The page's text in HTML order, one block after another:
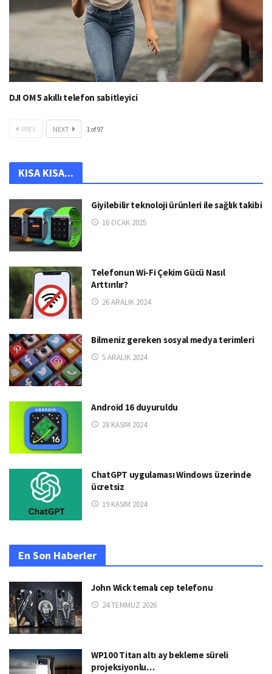
DJI OM 5 akıllı telefon sabitleyici
PREV NEXT 1of97
KISA KISA...
Giyilebilir teknoloji ürünleri ile sağlık takibi
16 OCAK 2025
Telefonun Wi-Fi Çekim Gücü Nasıl
Arttırılır?
26 ARALIK 2024
Bilmeniz gereken sosyal medya terimleri
5 ARALIK 2024
Android 16 duyuruldu
28 KASIM 2024
ChatGPT uygulaması Windows üzerinde
ücretsiz
19 KASIM 2024
En Son Haberler
John Wick temalı cep telefonu
24 TEMMUZ 2026
WP100 Titan altı ay bekleme süreli
projeksiyonlu…